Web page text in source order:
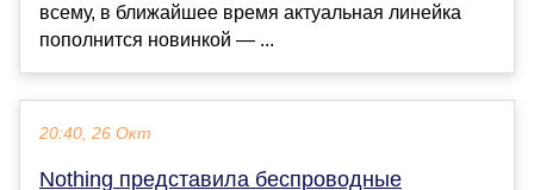
всему, в ближайшее время актуальная линейка
пополнится новинкой — ...
20:40, 26 Окт
Nothing представила беспроводные